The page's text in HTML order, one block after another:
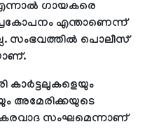
എന്നാൽ ഗായകരെ
എന്താണെന്ന്
സംഭവത്തിൽ പൊലീസ്
അമേരിക്കയുടെ
സംഘമെന്നാണ്